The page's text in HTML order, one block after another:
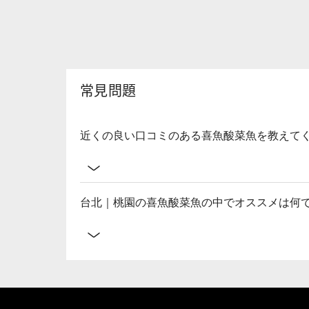
常見問題
近くの良い口コミのある喜魚酸菜魚を教えてく
台北｜桃園の喜魚酸菜魚の中でオススメは何